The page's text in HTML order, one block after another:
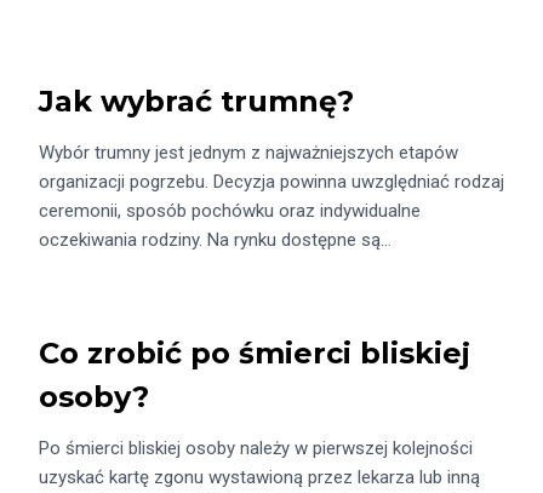
Jak wybrać trumnę?
Wybór trumny jest jednym z najważniejszych etapów
organizacji pogrzebu. Decyzja powinna uwzględniać rodzaj
ceremonii, sposób pochówku oraz indywidualne
oczekiwania rodziny. Na rynku dostępne są…
Co zrobić po śmierci bliskiej
osoby?
Po śmierci bliskiej osoby należy w pierwszej kolejności
uzyskać kartę zgonu wystawioną przez lekarza lub inną